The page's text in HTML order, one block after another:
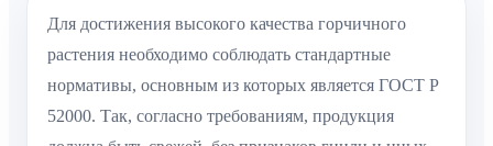
Для достижения высокого качества горчичного
растения необходимо соблюдать стандартные
нормативы, основным из которых является ГОСТ Р
52000. Так, согласно требованиям, продукция